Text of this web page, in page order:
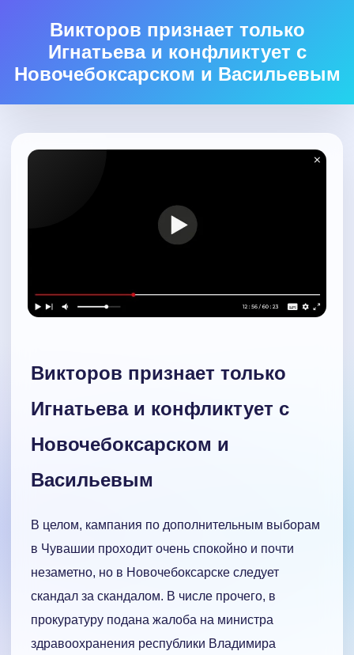
Викторов признает только
Игнатьева и конфликтует с
Новочебоксарском и Васильевым
Викторов признает только
Игнатьева и конфликтует с
Новочебоксарском и
Васильевым
В целом, кампания по дополнительным выборам
в Чувашии проходит очень спокойно и почти
незаметно, но в Новочебоксарске следует
скандал за скандалом. В числе прочего, в
прокуратуру подана жалоба на министра
здравоохранения республики Владимира